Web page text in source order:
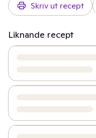
Skriv ut recept
Liknande recept